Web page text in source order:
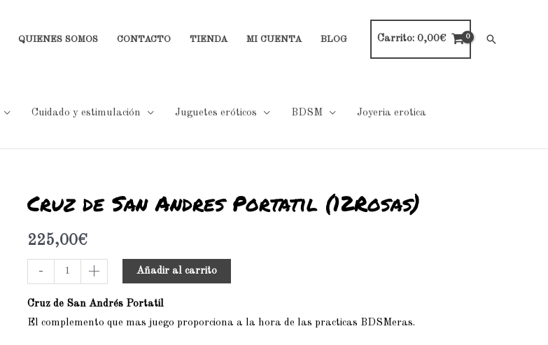
QUIENES SOMOS CONTACTO TIENDA MI CUENTA BLOG Carrito: 0,00€ Buscar
Cuidado y estimulación Juguetes eróticos BDSM Joyeria erotica
Cruz de San Andres Portatil (12Rosas)
225,00€
-
Cruz
San
Andres
+ Añadir al carrito
Cruz de San Andrés Portatil
El complemento que mas juego proporciona a la hora de las practicas BDSMeras.